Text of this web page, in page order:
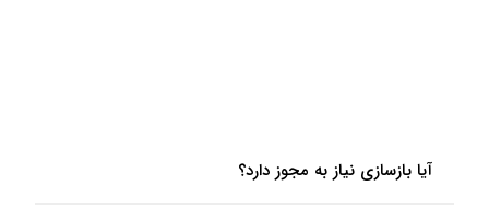
آیا بازسازی نیاز به مجوز دارد؟